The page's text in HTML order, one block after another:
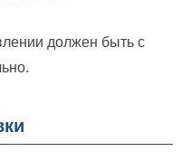
должен быть с